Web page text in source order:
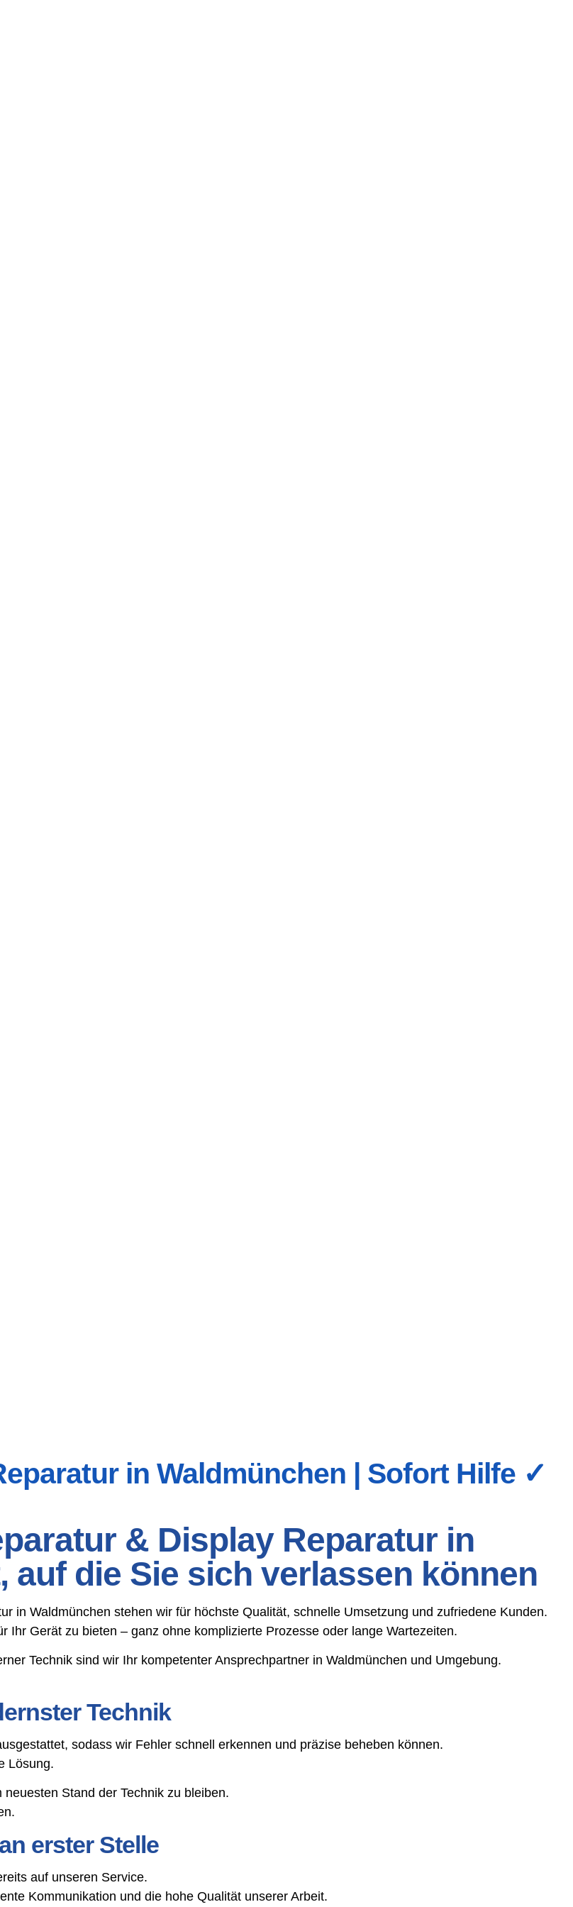
in Waldmünchen | Sofort Hilfe ✓
& Display Reparatur in
auf die Sie sich verlassen können
in Waldmünchen stehen wir für höchste Qualität, schnelle Umsetzung und zufriedene Kunden.
Gerät zu bieten – ganz ohne komplizierte Prozesse oder lange Wartezeiten.
Technik sind wir Ihr kompetenter Ansprechpartner in Waldmünchen und Umgebung.
Technik
sodass wir Fehler schnell erkennen und präzise beheben können.
Lösung.
Stand der Technik zu bleiben.
erster Stelle
auf unseren Service.
Kommunikation und die hohe Qualität unserer Arbeit.